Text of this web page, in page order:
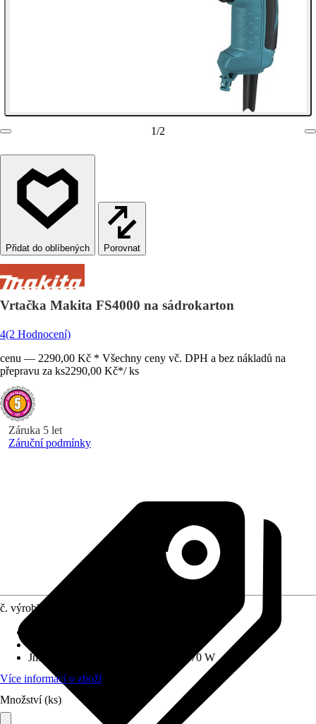
1/2
Porovnat
Vrtačka Makita FS4000 na sádrokarton
4(2 Hodnocení)
cenu — 2290,00 Kč * Všechny ceny vč. DPH a bez nákladů na
přepravu za ks2290,00 Kč*/ ks
Záruka 5 let
Záruční podmínky
č. výrobku
Jmenovitý počáteční příkon
0 W - 570 W
Více informací o zboží
Množství (ks)